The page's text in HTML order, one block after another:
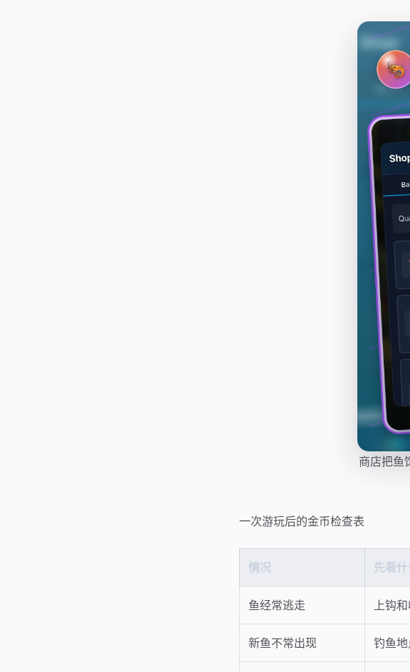
商店把鱼
一次游玩后的金币检查表
情况 先看
鱼经常逃走 上钩
新鱼不常出现 钓鱼